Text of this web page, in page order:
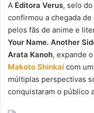
A Editora Verus, selo do
confirmou a chegada
pelos fãs de anime e
Your Name. Another
Arata Kanoh, expande
Makoto Shinkai com
múltiplas perspectivas
conquistaram o público